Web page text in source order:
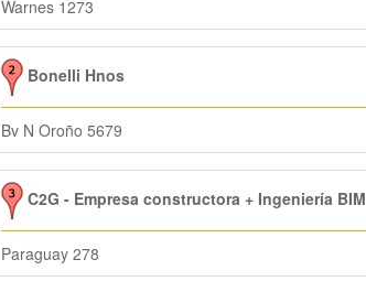
Warnes 1273
Bonelli Hnos
Bv N Oroño 5679
C2G - Empresa constructora + Ingeniería BIM
Paraguay 278